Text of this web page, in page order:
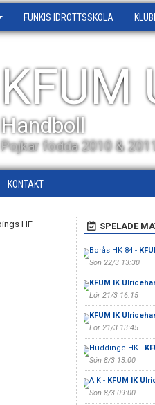
FUNKIS IDROTTSSKOLA
KFUM
Handboll
Pojkar födda 2010 &
KONTAKT
SPELADE
Borås HK 84 -
Sön 22/3 13:30
KFUM IK
Lör 21/3 16:15
KFUM IK
Lör 21/3 13:45
Huddinge HK -
Sön 8/3 13:00
AIK - KFUM IK
Sön 8/3 09:00